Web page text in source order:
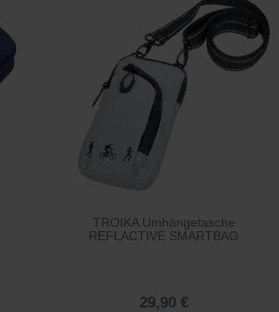
TROIKA Umhängetasche
REFLACTIVE SMARTBAG
29,90 €